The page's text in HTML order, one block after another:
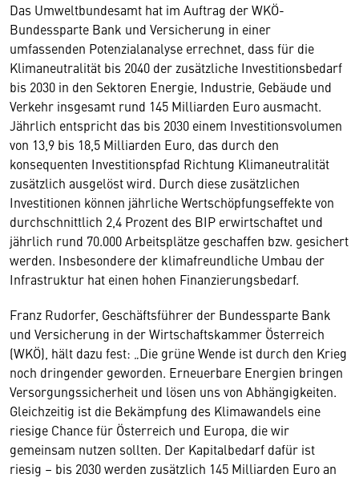
Das Umweltbundesamt hat im Auftrag der WKÖ-
Bundessparte Bank und Versicherung in einer
umfassenden Potenzialanalyse errechnet, dass für die
Klimaneutralität bis 2040 der zusätzliche Investitionsbedarf
bis 2030 in den Sektoren Energie, Industrie, Gebäude und
Verkehr insgesamt rund 145 Milliarden Euro ausmacht.
Jährlich entspricht das bis 2030 einem Investitionsvolumen
von 13,9 bis 18,5 Milliarden Euro, das durch den
konsequenten Investitionspfad Richtung Klimaneutralität
zusätzlich ausgelöst wird. Durch diese zusätzlichen
Investitionen können jährliche Wertschöpfungseffekte von
durchschnittlich 2,4 Prozent des BIP erwirtschaftet und
jährlich rund 70.000 Arbeitsplätze geschaffen bzw. gesichert
werden. Insbesondere der klimafreundliche Umbau der
Infrastruktur hat einen hohen Finanzierungsbedarf.
Franz Rudorfer, Geschäftsführer der Bundessparte Bank
und Versicherung in der Wirtschaftskammer Österreich
(WKÖ), hält dazu fest: „Die grüne Wende ist durch den Krieg
noch dringender geworden. Erneuerbare Energien bringen
Versorgungssicherheit und lösen uns von Abhängigkeiten.
Gleichzeitig ist die Bekämpfung des Klimawandels eine
riesige Chance für Österreich und Europa, die wir
gemeinsam nutzen sollten. Der Kapitalbedarf dafür ist
riesig – bis 2030 werden zusätzlich 145 Milliarden Euro an